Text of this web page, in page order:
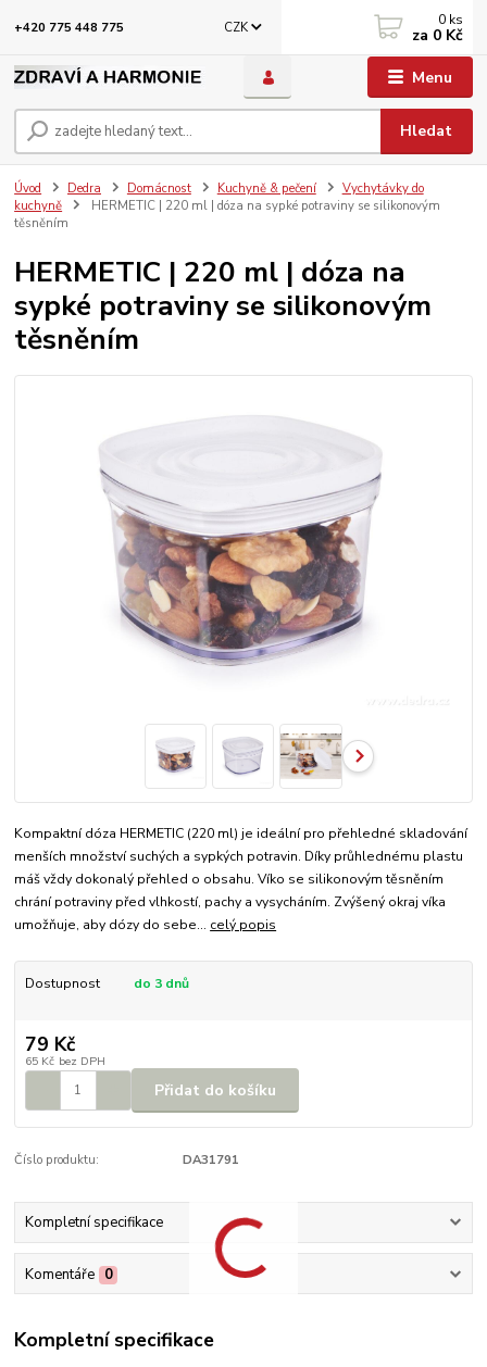
Menu
CZK
Hledat
+420 775 448 775 0 ks
za 0 Kč
Úvod Dedra Domácnost Kuchyně & pečení
Vychytávky do
kuchyně
HERMETIC | 220 ml | dóza na sypké potraviny se silikonovým
těsněním
HERMETIC | 220 ml | dóza na
sypké potraviny se silikonovým
těsněním
Kompaktní dóza HERMETIC (220 ml) je ideální pro přehledné skladování
menších množství suchých a sypkých potravin. Díky průhlednému plastu
máš vždy dokonalý přehled o obsahu. Víko se silikonovým těsněním
chrání potraviny před vlhkostí, pachy a vysycháním. Zvýšený okraj víka
umožňuje, aby dózy do sebe... celý popis
Dostupnost do 3 dnů
79 Kč
65 Kč bez DPH
Přidat do košíku
Číslo produktu: DA31791
Kompletní specifikace
Komentáře 0
Kompletní specifikace